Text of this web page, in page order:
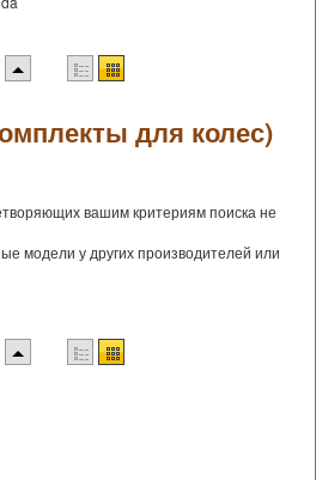
для колес)
вашим критериям поиска не
модели у других производителей или